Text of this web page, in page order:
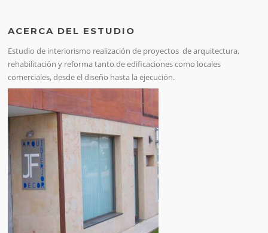
ACERCA DEL ESTUDIO
Estudio de interiorismo realización de proyectos de arquitectura,
rehabilitación y reforma tanto de edificaciones como locales
comerciales, desde el diseño hasta la ejecución.